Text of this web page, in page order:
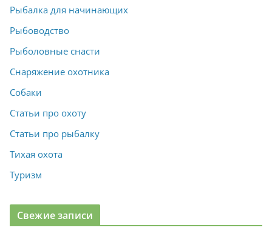
Рыбалка для начинающих
Рыбоводство
Рыболовные снасти
Снаряжение охотника
Собаки
Статьи про охоту
Статьи про рыбалку
Тихая охота
Туризм
Свежие записи